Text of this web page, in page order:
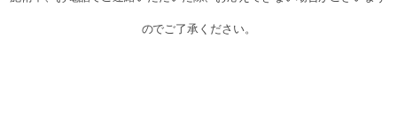
のでご了承ください。